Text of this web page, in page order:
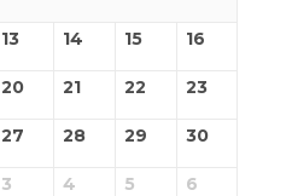
13 14 15 16
20 21 22 23
27 28 29 30
3 4 5 6